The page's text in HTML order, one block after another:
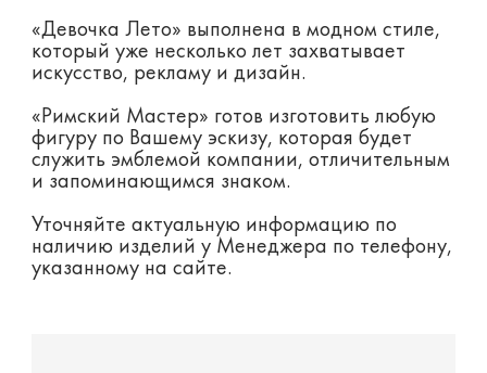
«Девочка Лето» выполнена в модном стиле,
который уже несколько лет захватывает
искусство, рекламу и дизайн.
«Римский Мастер» готов изготовить любую
фигуру по Вашему эскизу, которая будет
служить эмблемой компании, отличительным
и запоминающимся знаком.
Уточняйте актуальную информацию по
наличию изделий у Менеджера по телефону,
указанному на сайте.